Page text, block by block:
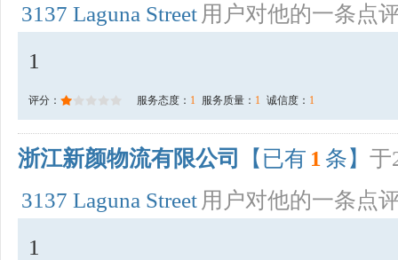
3137 Laguna Street 用户对他的一条点
1
评分： 服务态度： 1 服务质量： 1 诚信度： 1
浙江新颜物流有限公司 【已有 1 条】 于
3137 Laguna Street 用户对他的一条点
1